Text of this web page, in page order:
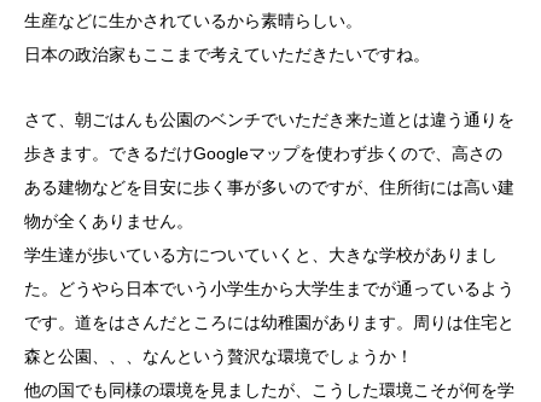
生産などに生かされているから素晴らしい。
日本の政治家もここまで考えていただきたいですね。
さて、朝ごはんも公園のベンチでいただき来た道とは違う通りを
歩きます。できるだけGoogleマップを使わず歩くので、高さの
ある建物などを目安に歩く事が多いのですが、住所街には高い建
物が全くありません。
学生達が歩いている方についていくと、大きな学校がありまし
た。どうやら日本でいう小学生から大学生までが通っているよう
です。道をはさんだところには幼稚園があります。周りは住宅と
森と公園、、、なんという贅沢な環境でしょうか！
他の国でも同様の環境を見ましたが、こうした環境こそが何を学